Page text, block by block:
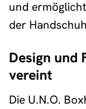
und
der
Design und
vereint
Die U.N.O.